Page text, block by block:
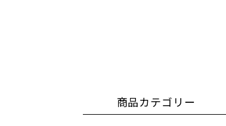
商品カテゴリー